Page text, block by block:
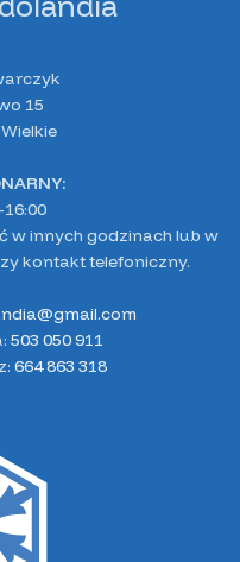
15
w innych godzinach lub w
kontakt telefoniczny.
503 050 911
664 863 318